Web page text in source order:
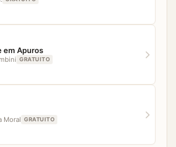
em Apuros
GRATUITO
Moral GRATUITO